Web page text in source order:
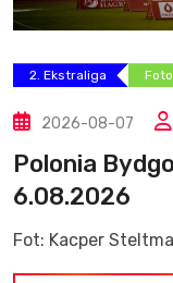
2. Ekstraliga
2026-08-07
Polonia
6.08.2026
Fot: Kacper